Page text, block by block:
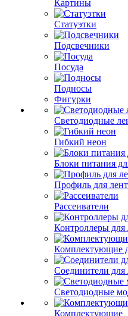
Картины
Статуэтки
Подсвечники
Посуда
Подносы
Фигурки
Светодиодные
Гибкий неон
Блоки питания
Профиль для
Рассеиватели
Контроллеры для
Комплектующие
Соединители для
Светодиодные
Комплектующие